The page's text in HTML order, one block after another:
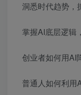
洞悉时代趋势，
掌握AI底层逻辑
创业者如何用AI
普通人如何利用